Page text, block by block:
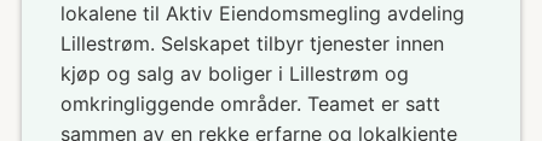
lokalene til Aktiv Eiendomsmegling avdeling
Lillestrøm. Selskapet tilbyr tjenester innen
kjøp og salg av boliger i Lillestrøm og
omkringliggende områder. Teamet er satt
sammen av en rekke erfarne og lokalkjente